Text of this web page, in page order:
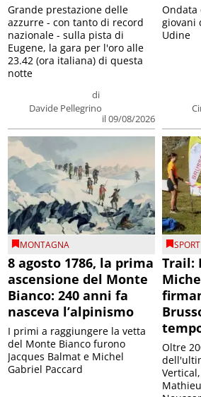
di
Davide Pellegrino
il 09/08/2026
Grande prestazione delle
azzurre - con tanto di record
nazionale - sulla pista di
Eugene, la gara per l'oro alle
23.42 (ora italiana) di questa
notte
Ondata
giovani
Udine
MONTAGNA
8 agosto 1786, la prima
ascensione del Monte
Bianco: 240 anni fa
nasceva l’alpinismo
I primi a raggiungere la vetta
del Monte Bianco furono
Jacques Balmat e Michel
Gabriel Paccard
SPORT
Trail:
Oltre